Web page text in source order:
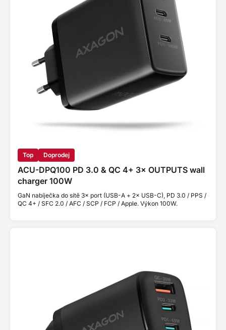
Top Doprodej
ACU-DPQ100 PD 3.0 & QC 4+ 3× OUTPUTS wall
charger 100W
GaN nabíječka do sítě 3× port (USB-A + 2× USB-C), PD 3.0 / PPS /
QC 4+ / SFC 2.0 / AFC / SCP / FCP / Apple. Výkon 100W.